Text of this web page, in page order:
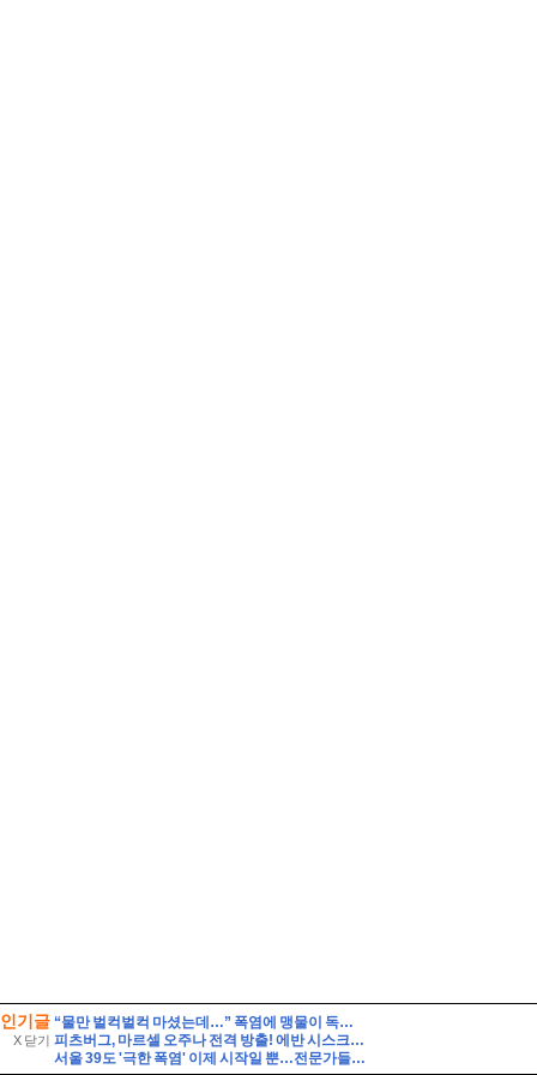
인기글
X 닫기
“물만 벌컥벌컥 마셨는데…” 폭염에 맹물이 독이 되는 이유
피츠버그, 마르셀 오주나 전격 방출! 에반 시스크 복귀·로니 사이먼 콜업
서울 39도 '극한 폭염' 이제 시작일 뿐…전문가들 "2050년까지 지속" 경고